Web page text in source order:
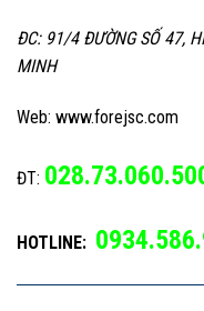
ĐC: 91/4 ĐƯỜNG SỐ 47,
MINH
Web: www.forejsc.com
ĐT:
HOTLINE: